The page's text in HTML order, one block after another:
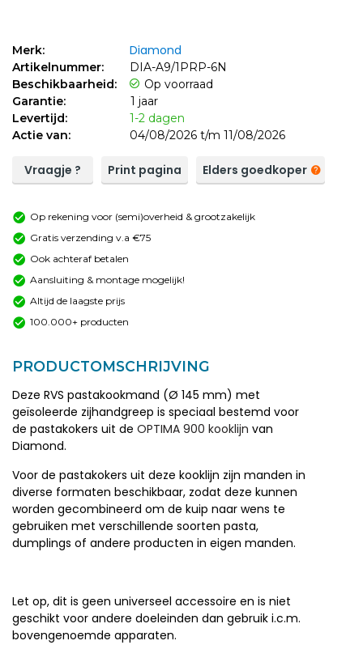
Merk: Diamond
Artikelnummer:
DIA-A9/1PRP-6N
Beschikbaarheid:
Op voorraad
Garantie:
1 jaar
Levertijd:
1-2 dagen
Actie van:
04/08/2026 t/m 11/08/2026
Vraagje ? Print pagina Elders goedkoper
Op rekening voor (semi)overheid & grootzakelijk
Gratis verzending v.a €75
Ook achteraf betalen
Aansluiting & montage mogelijk!
Altijd de laagste prijs
100.000+ producten
PRODUCTOMSCHRIJVING
Deze RVS pastakookmand (Ø 145 mm) met
geïsoleerde zijhandgreep is speciaal bestemd voor
de pastakokers uit de OPTIMA 900 kooklijn van
Diamond.
Voor de pastakokers uit deze kooklijn zijn manden in
diverse formaten beschikbaar, zodat deze kunnen
worden gecombineerd om de kuip naar wens te
gebruiken met verschillende soorten pasta,
dumplings of andere producten in eigen manden.
Let op, dit is geen universeel accessoire en is niet
geschikt voor andere doeleinden dan gebruik i.c.m.
bovengenoemde apparaten.